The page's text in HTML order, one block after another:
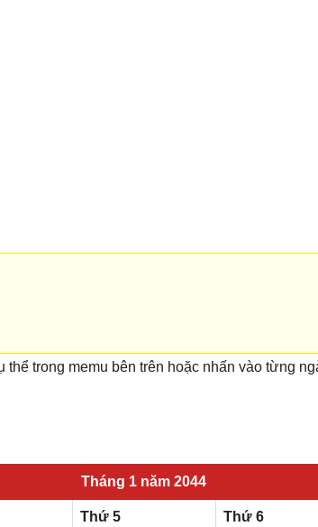
trong memu bên trên hoặc nhấn vào từng
Tháng 1 năm 2044
Thứ 5 Thứ 6